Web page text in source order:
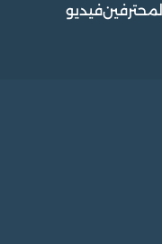
فيديو